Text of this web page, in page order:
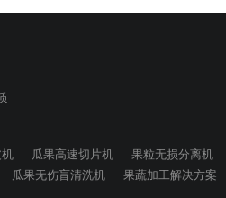
瓜果高速切片机
果粒无损分离机
瓜果无伤盲清洗机 果蔬加工解决方案